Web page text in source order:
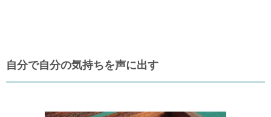
自分で自分の気持ちを声に出す